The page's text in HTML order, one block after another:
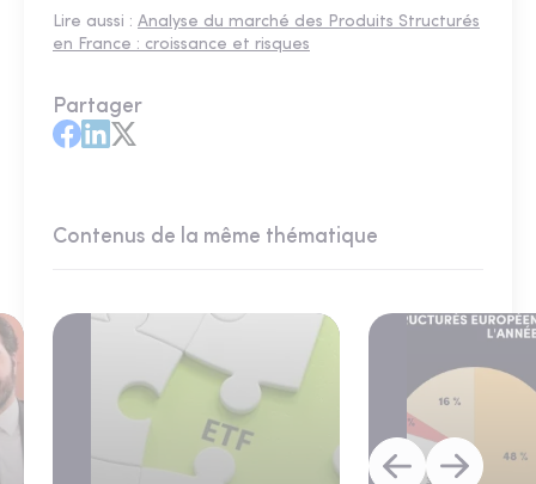
Lire aussi : Analyse du marché des Produits Structurés
en France : croissance et risques
Partager
Contenus de la même thématique